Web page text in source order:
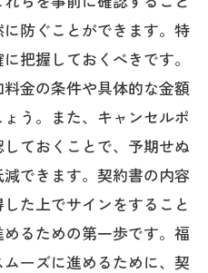
防ぐことができます。特
把握しておくべきです。
金の条件や具体的な金額
う。また、キャンセルポ
ておくことで、予期せぬ
できます。契約書の内容
た上でサインをすること
るための第一歩です。福
ーズに進めるために、契